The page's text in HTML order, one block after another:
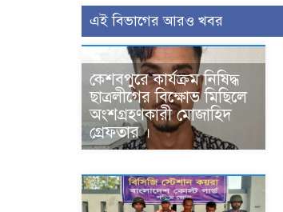
এই বিভাগের আরও খবর
কেশবপুরে কার্যক্রম নিষিদ্ধ
ছাত্রলীগের বিক্ষোভ মিছিলে
অংশগ্রহণকারী মোজাহিদ
গ্রেফতার ।